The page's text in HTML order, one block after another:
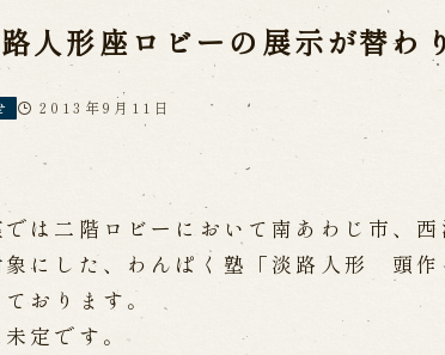
受け継いで
近日開催の公演
演 海外旅行客向け特別公演「くにうみ」
人形座ロビーの展示が替わ
2013年9月11日
は二階ロビーにおいて南あわじ市、
象にした、わんぱく塾「淡路人形 頭作
おります。
定です。